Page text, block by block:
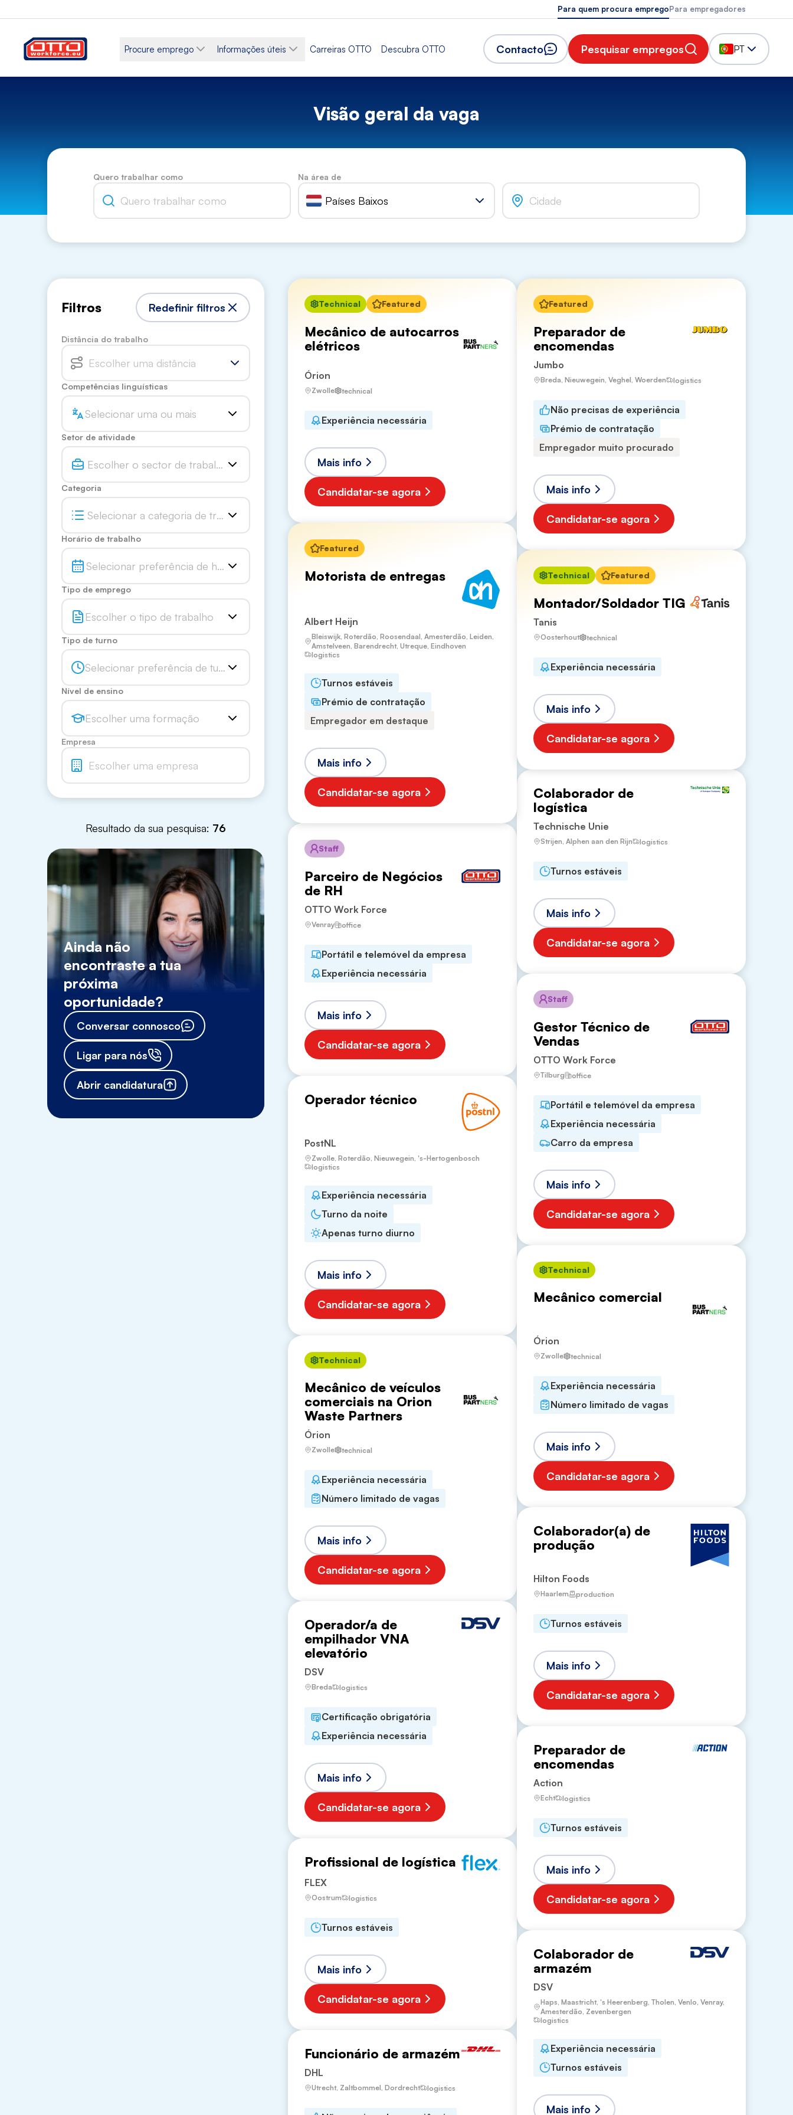
Para quem procura empregoPara empregadores
Procure emprego Informações úteis Carreiras OTTO Descubra OTTO Contacto Pesquisar empregos PT
Visão geral da vaga
Quero trabalhar como Na área de
Países Baixos
Filtros Redefinir filtros
Distância do trabalho
Escolher uma distância
Competências linguísticas
Selecionar uma ou mais
Setor de atividade
Escolher o sector de trabalho
Categoria
Selecionar a categoria de trabalho
Horário de trabalho
Selecionar preferência de horário
Tipo de emprego
Escolher o tipo de trabalho
Tipo de turno
Selecionar preferência de turno
Nível de ensino
Escolher uma formação
Empresa
Resultado da sua pesquisa: 76
Ainda não
encontraste a tua
próxima
oportunidade?
Conversar connosco
Ligar para nós
Abrir candidatura
Technical Featured
Mecânico de autocarros
elétricos
Órion
Zwolle technical
Experiência necessária
Mais info
Candidatar-se agora
Featured
Motorista de entregas
Albert Heijn
Bleiswijk, Roterdão, Roosendaal, Amesterdão, Leiden,
Amstelveen, Barendrecht, Utreque, Eindhoven
logistics
Turnos estáveis
Prémio de contratação
Empregador em destaque
Mais info
Candidatar-se agora
Staff
Parceiro de Negócios
de RH
OTTO Work Force
Venray office
Portátil e telemóvel da empresa
Experiência necessária
Mais info
Candidatar-se agora
Operador técnico
PostNL
Zwolle, Roterdão, Nieuwegein, 's-Hertogenbosch
logistics
Experiência necessária
Turno da noite
Apenas turno diurno
Mais info
Candidatar-se agora
Technical
Mecânico de veículos
comerciais na Orion
Waste Partners
Órion
Zwolle technical
Experiência necessária
Número limitado de vagas
Mais info
Candidatar-se agora
Operador/a de
empilhador VNA
elevatório
DSV
Breda logistics
Certificação obrigatória
Experiência necessária
Mais info
Candidatar-se agora
Profissional de logística
FLEX
Oostrum logistics
Turnos estáveis
Mais info
Candidatar-se agora
Funcionário de armazém
DHL
Utrecht, Zaltbommel, Dordrecht logistics
Featured
Preparador de
encomendas
Jumbo
Breda, Nieuwegein, Veghel, Woerden logistics
Não precisas de experiência
Prémio de contratação
Empregador muito procurado
Mais info
Candidatar-se agora
Technical Featured
Montador/Soldador TIG
Tanis
Oosterhout technical
Experiência necessária
Mais info
Candidatar-se agora
Colaborador de
logística
Technische Unie
Strijen, Alphen aan den Rijn logistics
Turnos estáveis
Mais info
Candidatar-se agora
Staff
Gestor Técnico de
Vendas
OTTO Work Force
Tilburg office
Portátil e telemóvel da empresa
Experiência necessária
Carro da empresa
Mais info
Candidatar-se agora
Technical
Mecânico comercial
Órion
Zwolle technical
Experiência necessária
Número limitado de vagas
Mais info
Candidatar-se agora
Colaborador(a) de
produção
Hilton Foods
Haarlem production
Turnos estáveis
Mais info
Candidatar-se agora
Preparador de
encomendas
Action
Echt logistics
Turnos estáveis
Mais info
Candidatar-se agora
Colaborador de
armazém
DSV
Haps, Maastricht, 's Heerenberg, Tholen, Venlo, Venray,
Amesterdão, Zevenbergen
logistics
Experiência necessária
Turnos estáveis
Mais info